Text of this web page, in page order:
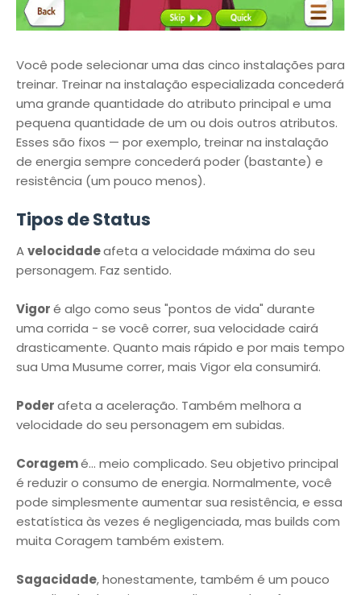
Você pode selecionar uma das cinco instalações para
treinar. Treinar na instalação especializada concederá
uma grande quantidade do atributo principal e uma
pequena quantidade de um ou dois outros atributos.
Esses são fixos — por exemplo, treinar na instalação
de energia sempre concederá poder (bastante) e
resistência (um pouco menos).
Tipos de Status
Avelocidadeafeta a velocidade máxima do seu
personagem. Faz sentido.
Vigoré algo como seus "pontos de vida" durante
uma corrida - se você correr, sua velocidade cairá
drasticamente. Quanto mais rápido e por mais tempo
sua Uma Musume correr, mais Vigor ela consumirá.
Poderafeta a aceleração. Também melhora a
velocidade do seu personagem em subidas.
Coragemé... meio complicado. Seu objetivo principal
é reduzir o consumo de energia. Normalmente, você
pode simplesmente aumentar sua resistência, e essa
estatística às vezes é negligenciada, mas builds com
muita Coragem também existem.
Sagacidade, honestamente, também é um pouco